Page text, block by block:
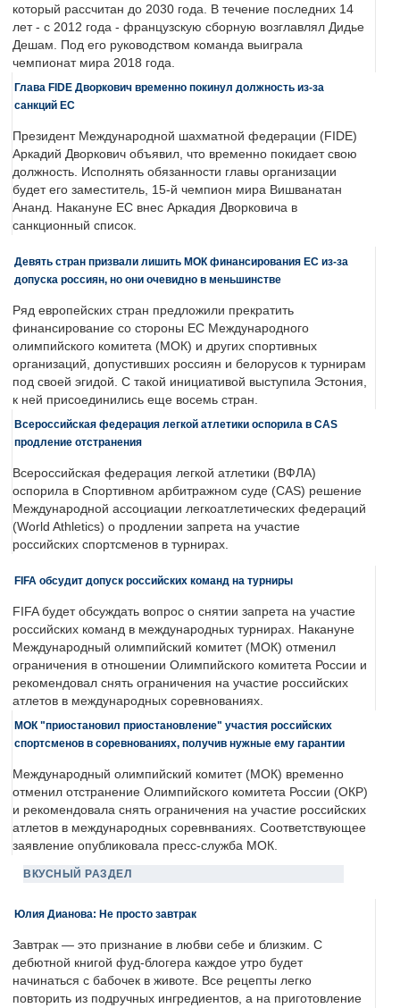
который рассчитан до 2030 года. В течение последних 14
лет - с 2012 года - французскую сборную возглавлял Дидье
Дешам. Под его руководством команда выиграла
чемпионат мира 2018 года.
Глава FIDE Дворкович временно покинул должность из-за
санкций ЕС
Президент Международной шахматной федерации (FIDE)
Аркадий Дворкович объявил, что временно покидает свою
должность. Исполнять обязанности главы организации
будет его заместитель, 15-й чемпион мира Вишванатан
Ананд. Накануне ЕС внес Аркадия Дворковича в
санкционный список.
Девять стран призвали лишить МОК финансирования ЕС из-за
допуска россиян, но они очевидно в меньшинстве
Ряд европейских стран предложили прекратить
финансирование со стороны ЕС Международного
олимпийского комитета (МОК) и других спортивных
организаций, допустивших россиян и белорусов к турнирам
под своей эгидой. С такой инициативой выступила Эстония,
к ней присоединились еще восемь стран.
Всероссийская федерация легкой атлетики оспорила в CAS
продление отстранения
Всероссийская федерация легкой атлетики (ВФЛА)
оспорила в Спортивном арбитражном суде (CAS) решение
Международной ассоциации легкоатлетических федераций
(World Athletics) о продлении запрета на участие
российских спортсменов в турнирах.
FIFA обсудит допуск российских команд на турниры
FIFA будет обсуждать вопрос о снятии запрета на участие
российских команд в международных турнирах. Накануне
Международный олимпийский комитет (МОК) отменил
ограничения в отношении Олимпийского комитета России и
рекомендовал снять ограничения на участие российских
атлетов в международных соревнованиях.
МОК "приостановил приостановление" участия российских
спортсменов в соревнованиях, получив нужные ему гарантии
Международный олимпийский комитет (МОК) временно
отменил отстранение Олимпийского комитета России (ОКР)
и рекомендовала снять ограничения на участие российских
атлетов в международных соревнваниях. Соответствующее
заявление опубликовала пресс-служба МОК.
ВКУСНЫЙ РАЗДЕЛ
Юлия Дианова: Не просто завтрак
Завтрак — это признание в любви себе и близким. С
дебютной книгой фуд-блогера каждое утро будет
начинаться с бабочек в животе. Все рецепты легко
повторить из подручных ингредиентов, а на приготовление